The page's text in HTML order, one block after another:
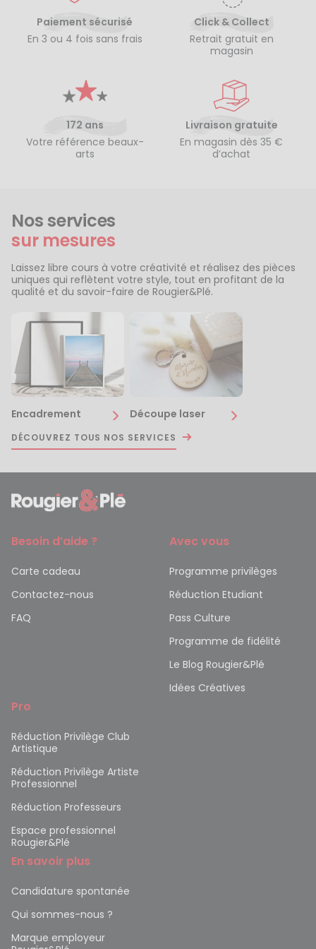
Paiement sécurisé
En 3 ou 4 fois sans frais
Click & Collect
Retrait gratuit en
magasin
172 ans
Votre référence beaux-
arts
Livraison gratuite
En magasin dès 35 €
d’achat
Nos services
sur mesures
Laissez libre cours à votre créativité et réalisez des pièces
uniques qui reflètent votre style, tout en profitant de la
qualité et du savoir-faire de Rougier&Plé.
Encadrement Découpe laser
DÉCOUVREZ TOUS NOS SERVICES
Besoin d’aide ?
Carte cadeau
Contactez-nous
FAQ
Avec vous
Programme privilèges
Réduction Etudiant
Pass Culture
Programme de fidélité
Le Blog Rougier&Plé
Idées Créatives
Pro
Réduction Privilège Club
Artistique
Réduction Privilège Artiste
Professionnel
Réduction Professeurs
Espace professionnel
Rougier&Plé
En savoir plus
Candidature spontanée
Qui sommes-nous ?
Marque employeur